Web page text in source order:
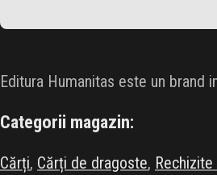
Editura Humanitas este un brand
Categorii magazin:
Cărți, Cărți de dragoste,